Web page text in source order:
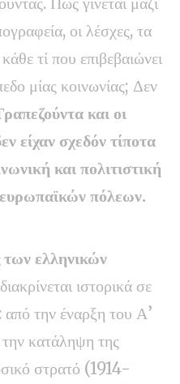
οι λέσχες, τα
τί που επιβεβαιώνει
μίας κοινωνίας; Δεν
και οι
είχαν σχεδόν τίποτα
και πολιτιστική
πόλεων.
των ελληνικών
διακρίνεται ιστορικά σε
από την έναρξη του Α’
κατάληψη της
στρατό (1914-